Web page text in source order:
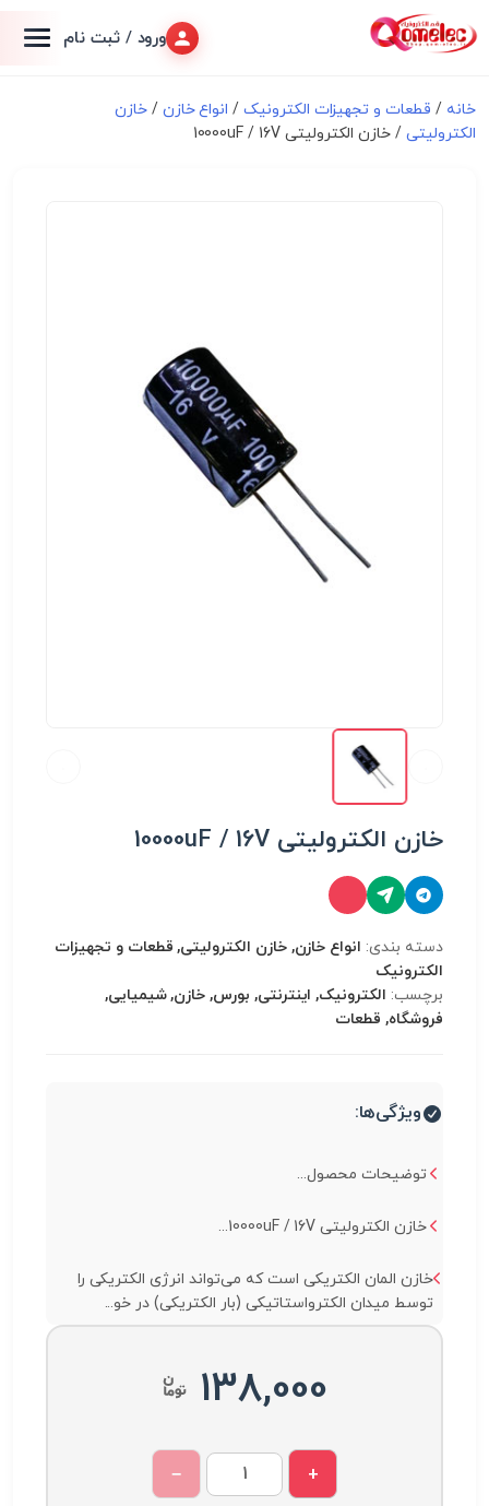
ورود / ثبت نام
خانه / قطعات و تجهیزات الکترونیک/ انواع خازن /خازن
الکترولیتی / خازن الکترولیتی 10000uF / 16V
خازن الکترولیتی 10000uF / 16V
دسته بندی: انواع خازن, خازن الکترولیتی, قطعات و تجهیزات
الکترونیک
برچسب: الکترونیک, اینترنتی, بورس, خازن, شیمیایی,
فروشگاه, قطعات
ویژگی‌ها:
توضیحات محصول...
خازن الکترولیتی 10000uF / 16V...
خازن المان الکتریکی است که می‌تواند انرژی الکتریکی را
توسط میدان الکترواستاتیکی (بار الکتریکی) در خو...
138,000
+
−